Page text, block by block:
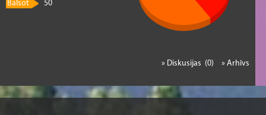
Balsot
50
» Arhīvs
» Diskusijas (0)